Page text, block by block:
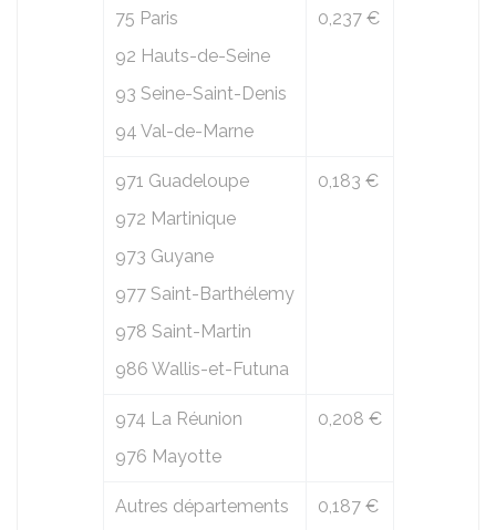
75 Paris
92 Hauts-de-Seine
93 Seine-Saint-Denis
94 Val-de-Marne
0,237 €
971 Guadeloupe
972 Martinique
973 Guyane
977 Saint-Barthélemy
978 Saint-Martin
986 Wallis-et-Futuna
0,183 €
974 La Réunion
976 Mayotte
0,208 €
Autres départements 0,187 €